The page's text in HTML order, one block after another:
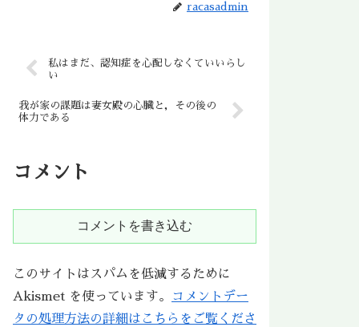
racasadmin
私はまだ、認知症を心配しなくていいらし
い
我が家の課題は妻女殿の心臓と，その後の
体力である
コメント
コメントを書き込む
このサイトはスパムを低減するために
Akismet を使っています。
コメントデー
タの処理方法の詳細はこちらをご覧くださ